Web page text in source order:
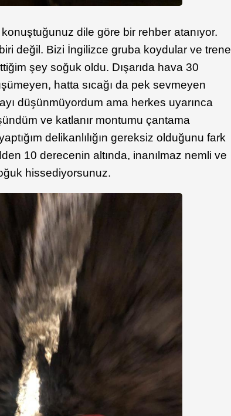
dile göre bir rehber atanıyor.
değil. Bizi İngilizce gruba koydular ve trene
şey soğuk oldu. Dışarıda hava 30
hatta sıcağı da pek sevmeyen
düşünmüyordum ama herkes uyarınca
ve katlanır montumu çantama
delikanlılığın gereksiz olduğunu fark
10 derecenin altında, inanılmaz nemli ve
hissediyorsunuz.